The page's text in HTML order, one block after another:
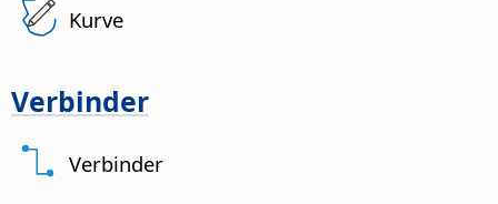
Kurve
Verbinder
Verbinder